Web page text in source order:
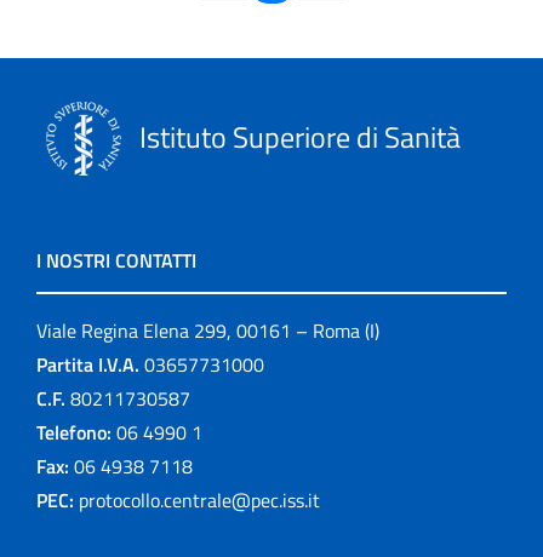
Istituto Superiore di Sanità
I NOSTRI CONTATTI
Viale Regina Elena 299, 00161 – Roma (I)
Partita I.V.A. 03657731000
C.F. 80211730587
Telefono: 06 4990 1
Fax: 06 4938 7118
PEC: protocollo.centrale@pec.iss.it